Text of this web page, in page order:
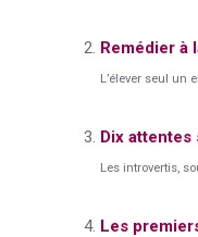
Remédier à
L’élever seul un
Dix attentes
Les introvertis,
Les